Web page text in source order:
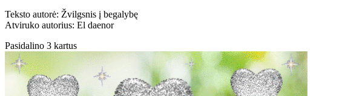
Teksto autorė: Žvilgsnis į begalybę
Atviruko autorius: El daenor
Pasidalino 3 kartus